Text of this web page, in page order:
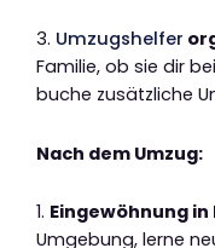
3. Umzugshelfer
Familie, ob sie dir
buche zusätzliche
Nach dem Umzug:
1. Eingewöhnung in
Umgebung, lerne